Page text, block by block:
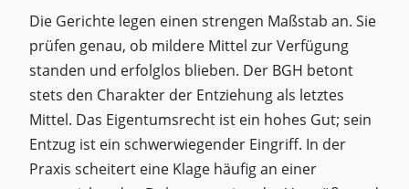
Die Gerichte legen einen strengen Maßstab an. Sie
prüfen genau, ob mildere Mittel zur Verfügung
standen und erfolglos blieben. Der BGH betont
stets den Charakter der Entziehung als letztes
Mittel. Das Eigentumsrecht ist ein hohes Gut; sein
Entzug ist ein schwerwiegender Eingriff. In der
Praxis scheitert eine Klage häufig an einer